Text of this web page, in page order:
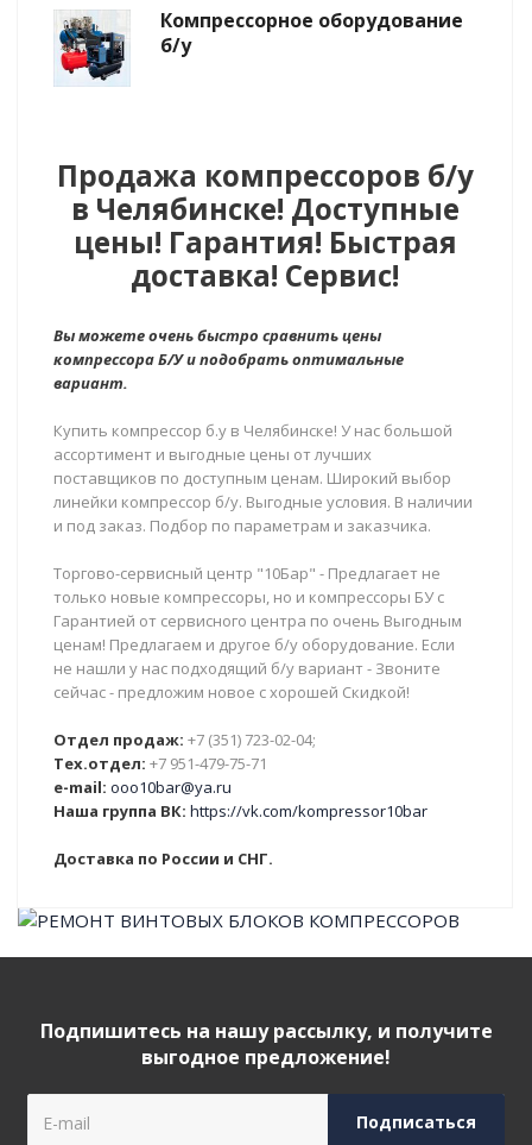
Компрессорное оборудование
б/у
Продажа компрессоров б/у
в Челябинске! Доступные
цены! Гарантия! Быстрая
доставка! Сервис!
Вы можете очень быстро сравнить цены
компрессора Б/У и подобрать оптимальные
вариант.
Купить компрессор б.у в Челябинске! У нас большой
ассортимент и выгодные цены от лучших
поставщиков по доступным ценам. Широкий выбор
линейки компрессор б/у. Выгодные условия. В наличии
и под заказ. Подбор по параметрам и заказчика.
Торгово-сервисный центр "10Бар" - Предлагает не
только новые компрессоры, но и компрессоры БУ с
Гарантией от сервисного центра по очень Выгодным
ценам! Предлагаем и другое б/у оборудование. Если
не нашли у нас подходящий б/у вариант - Звоните
сейчас - предложим новое с хорошей Скидкой!
Отдел продаж: +7 (351) 723-02-04;
Тех.отдел: +7 951-479-75-71
e-mail: ooo10bar@ya.ru
Наша группа ВК: https://vk.com/kompressor10bar
Доставка по России и СНГ.
Подпишитесь на нашу рассылку, и получите
выгодное предложение!